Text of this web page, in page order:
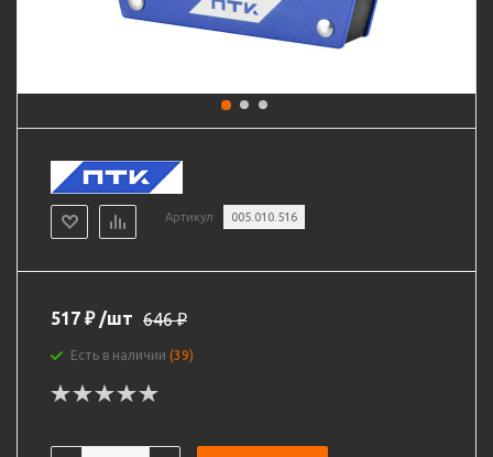
Артикул 005.010.516
517 ₽ /шт 646₽
Есть в наличии (39)